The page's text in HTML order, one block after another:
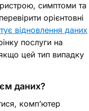
симптоми та
орієнтовні
відновлення даних
послуги на
цей тип випадку
даних?
комп’ютер